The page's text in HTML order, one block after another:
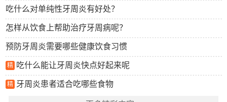
吃什么对单纯性牙周炎有好处？
怎样从饮食上帮助治疗牙周病呢？
预防牙周炎需要哪些健康饮食习惯
精 吃什么能让牙周炎快点好起来呢
精 牙周炎患者适合吃哪些食物